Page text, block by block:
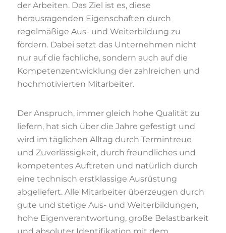
der Arbeiten. Das Ziel ist es, diese
herausragenden Eigenschaften durch
regelmäßige Aus- und Weiterbildung zu
fördern. Dabei setzt das Unternehmen nicht
nur auf die fachliche, sondern auch auf die
Kompetenzentwicklung der zahlreichen und
hochmotivierten Mitarbeiter.
Der Anspruch, immer gleich hohe Qualität zu
liefern, hat sich über die Jahre gefestigt und
wird im täglichen Alltag durch Termintreue
und Zuverlässigkeit, durch freundliches und
kompetentes Auftreten und natürlich durch
eine technisch erstklassige Ausrüstung
abgeliefert. Alle Mitarbeiter überzeugen durch
gute und stetige Aus- und Weiterbildungen,
hohe Eigenverantwortung, große Belastbarkeit